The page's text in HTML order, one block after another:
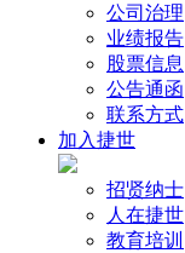
公司治理
业绩报告
股票信息
公告通函
联系方式
加入捷世
招贤纳士
人在捷世
教育培训